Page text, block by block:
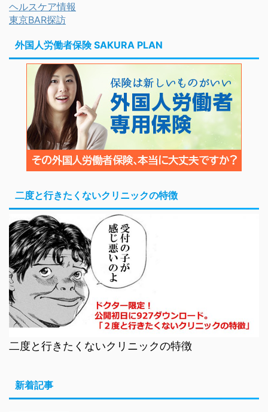
ヘルスケア情報
東京BAR探訪
外国人労働者保険 SAKURA PLAN
二度と行きたくないクリニックの特徴
二度と行きたくないクリニックの特徴
新着記事